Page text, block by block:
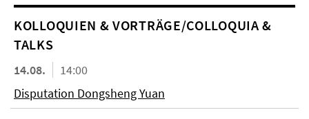
KOL­LO­QUIEN & VORTRÄGE/COLLOQUIA &
TALKS
14.08.
14:00
Disputation Dongsheng Yuan